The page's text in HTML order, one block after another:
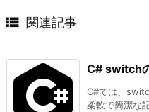
 関連記事
C# switch
C#では、
柔軟で簡潔な